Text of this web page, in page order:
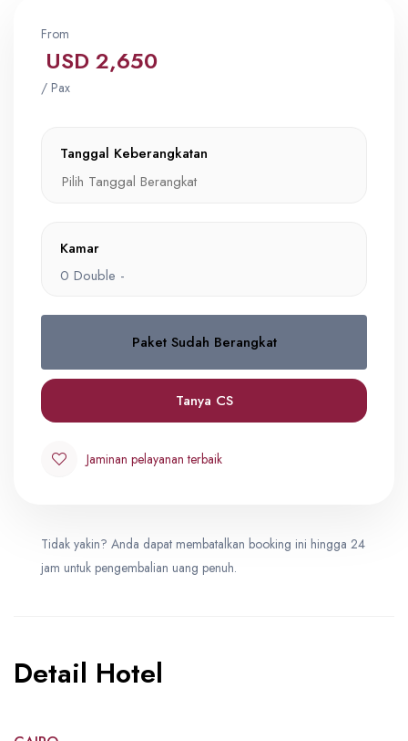
From
USD 2,650
/ Pax
Tanggal Keberangkatan
Kamar
0 Double -
Double
USD 2,650
0
Paket Sudah Berangkat
Tanya CS
Jaminan pelayanan terbaik
Tidak yakin? Anda dapat membatalkan booking ini hingga 24
jam untuk pengembalian uang penuh.
Detail Hotel